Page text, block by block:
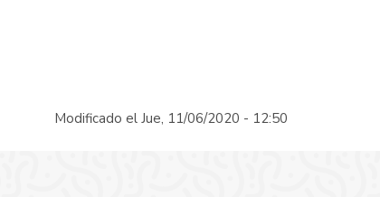
Modificado el Jue, 11/06/2020 - 12:50